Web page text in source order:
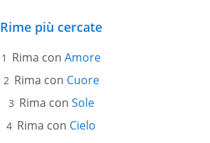
Rime più cercate
Rima con Amore
Rima con Cuore
Rima con Sole
Rima con Cielo